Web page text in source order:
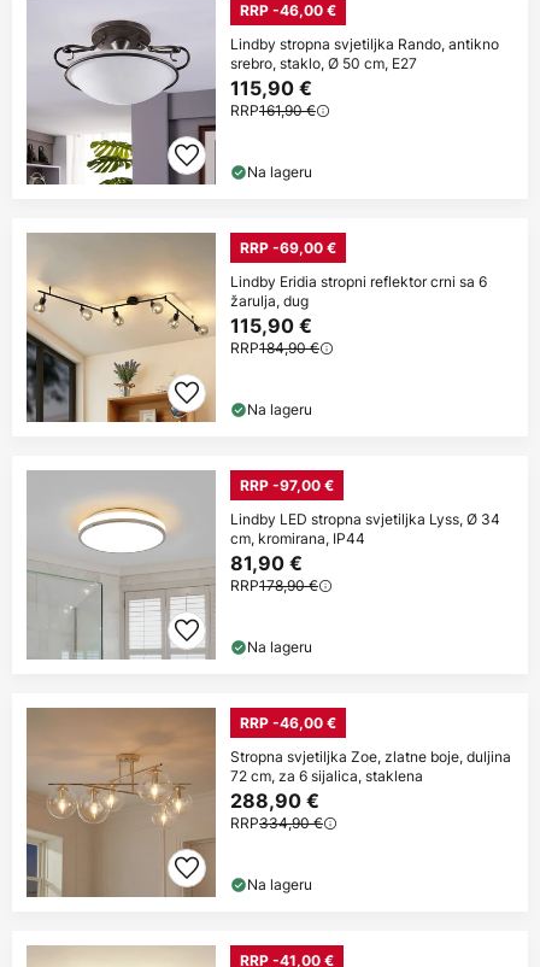
RRP -46,00 €
Lindby stropna svjetiljka Rando, antikno
srebro, staklo, Ø 50 cm, E27
115,90 €
RRP161,90 €
Na lageru
RRP -69,00 €
Lindby Eridia stropni reflektor crni sa 6
žarulja, dug
115,90 €
RRP184,90 €
Na lageru
RRP -97,00 €
Lindby LED stropna svjetiljka Lyss, Ø 34
cm, kromirana, IP44
81,90 €
RRP178,90 €
Na lageru
RRP -46,00 €
Stropna svjetiljka Zoe, zlatne boje, duljina
72 cm, za 6 sijalica, staklena
288,90 €
RRP334,90 €
Na lageru
RRP -41,00 €